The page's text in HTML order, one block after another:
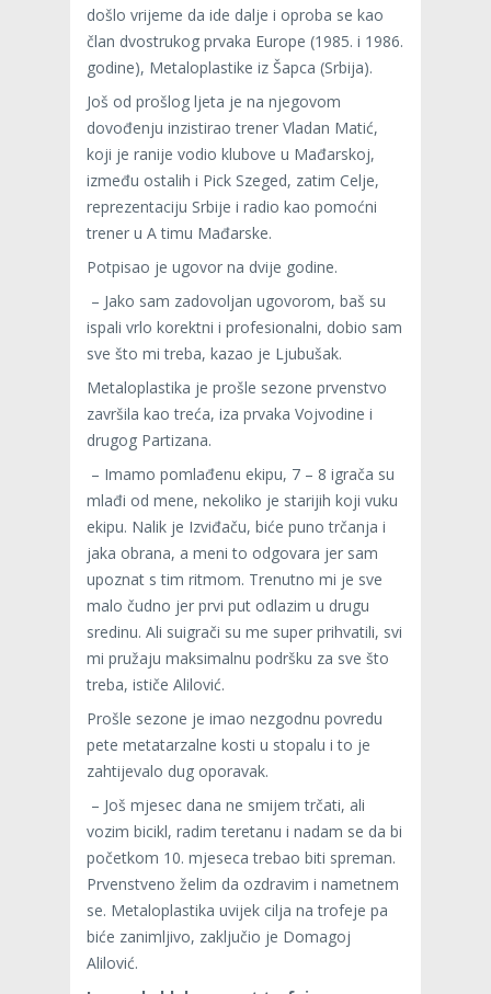
došlo vrijeme da ide dalje i oproba se kao
član dvostrukog prvaka Europe (1985. i 1986.
godine), Metaloplastike iz Šapca (Srbija).
Još od prošlog ljeta je na njegovom
dovođenju inzistirao trener Vladan Matić,
koji je ranije vodio klubove u Mađarskoj,
između ostalih i Pick Szeged, zatim Celje,
reprezentaciju Srbije i radio kao pomoćni
trener u A timu Mađarske.
Potpisao je ugovor na dvije godine.
– Jako sam zadovoljan ugovorom, baš su
ispali vrlo korektni i profesionalni, dobio sam
sve što mi treba, kazao je Ljubušak.
Metaloplastika je prošle sezone prvenstvo
završila kao treća, iza prvaka Vojvodine i
drugog Partizana.
– Imamo pomlađenu ekipu, 7 – 8 igrača su
mlađi od mene, nekoliko je starijih koji vuku
ekipu. Nalik je Izviđaču, biće puno trčanja i
jaka obrana, a meni to odgovara jer sam
upoznat s tim ritmom. Trenutno mi je sve
malo čudno jer prvi put odlazim u drugu
sredinu. Ali suigrači su me super prihvatili, svi
mi pružaju maksimalnu podršku za sve što
treba, ističe Alilović.
Prošle sezone je imao nezgodnu povredu
pete metatarzalne kosti u stopalu i to je
zahtijevalo dug oporavak.
– Još mjesec dana ne smijem trčati, ali
vozim bicikl, radim teretanu i nadam se da bi
početkom 10. mjeseca trebao biti spreman.
Prvenstveno želim da ozdravim i nametnem
se. Metaloplastika uvijek cilja na trofeje pa
biće zanimljivo, zaključio je Domagoj
Alilović.